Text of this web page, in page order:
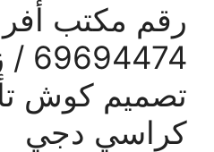
رقم مكتب
تصميم كوش
كراسي دجي